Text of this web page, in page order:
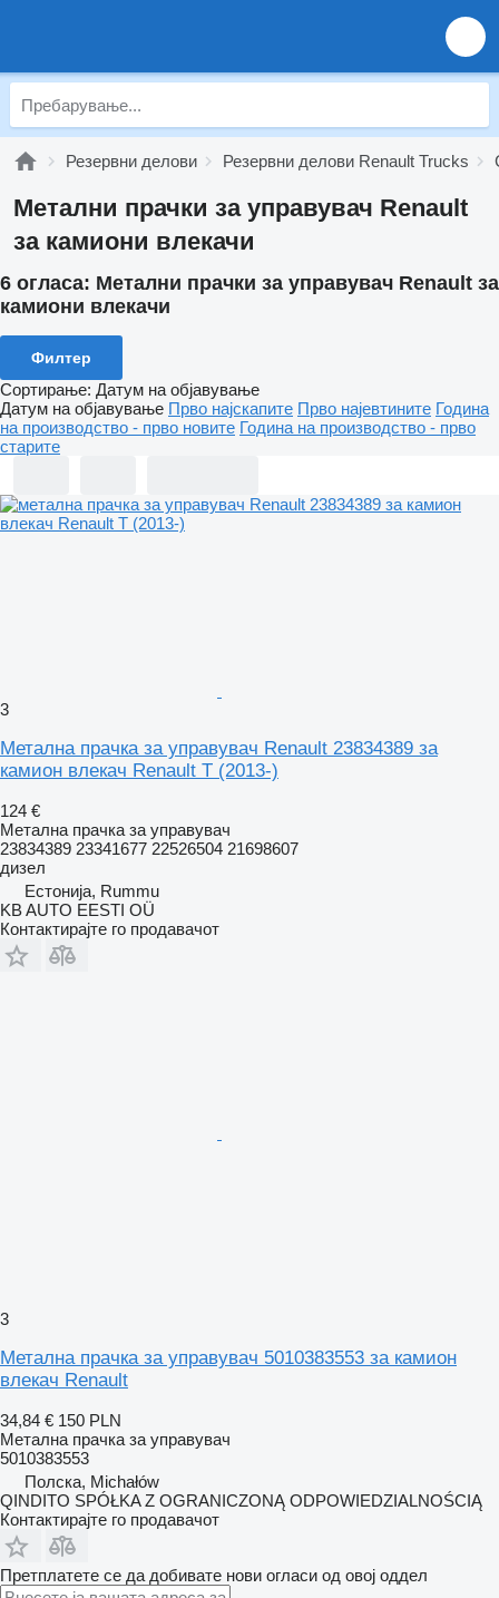
Резервни делови Резервни делови Renault Trucks
Метални прачки за управувач Renault
за камиони влекачи
6 огласа: Метални прачки за управувач Renault за
камиони влекачи
Филтер
Сортирање: Датум на објавување
Датум на објавување Прво најскапите Прво најевтините Година
на производство - прво новите Година на производство - прво
старите
3
Метална прачка за управувач Renault 23834389 за
камион влекач Renault T (2013-)
124 €
Метална прачка за управувач
23834389 23341677 22526504 21698607
дизел
Естонија, Rummu
KB AUTO EESTI OÜ
Контактирајте го продавачот
3
Метална прачка за управувач 5010383553 за камион
влекач Renault
34,84 € 150 PLN
Метална прачка за управувач
5010383553
Полска, Michałów
QINDITO SPÓŁKA Z OGRANICZONĄ ODPOWIEDZIALNOŚCIĄ
Контактирајте го продавачот
Претплатете се да добивате нови огласи од овој оддел